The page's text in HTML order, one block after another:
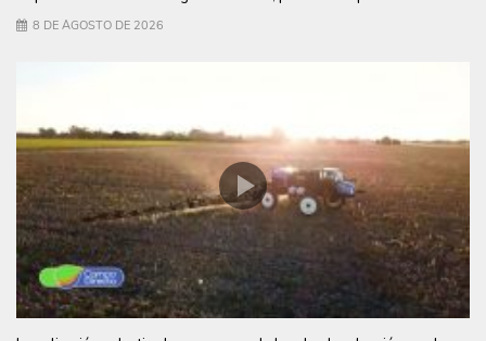
8 DE AGOSTO DE 2026